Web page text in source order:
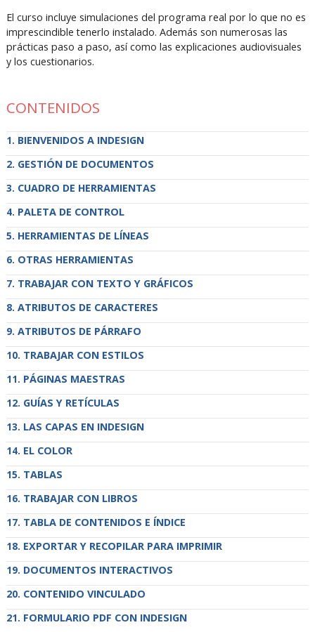
El curso incluye simulaciones del programa real por lo que no es
imprescindible tenerlo instalado. Además son numerosas las
prácticas paso a paso, así como las explicaciones audiovisuales
y los cuestionarios.
CONTENIDOS
BIENVENIDOS A INDESIGN
GESTIÓN DE DOCUMENTOS
CUADRO DE HERRAMIENTAS
PALETA DE CONTROL
HERRAMIENTAS DE LÍNEAS
OTRAS HERRAMIENTAS
TRABAJAR CON TEXTO Y GRÁFICOS
ATRIBUTOS DE CARACTERES
ATRIBUTOS DE PÁRRAFO
TRABAJAR CON ESTILOS
PÁGINAS MAESTRAS
GUÍAS Y RETÍCULAS
LAS CAPAS EN INDESIGN
EL COLOR
TABLAS
TRABAJAR CON LIBROS
TABLA DE CONTENIDOS E ÍNDICE
EXPORTAR Y RECOPILAR PARA IMPRIMIR
DOCUMENTOS INTERACTIVOS
CONTENIDO VINCULADO
FORMULARIO PDF CON INDESIGN